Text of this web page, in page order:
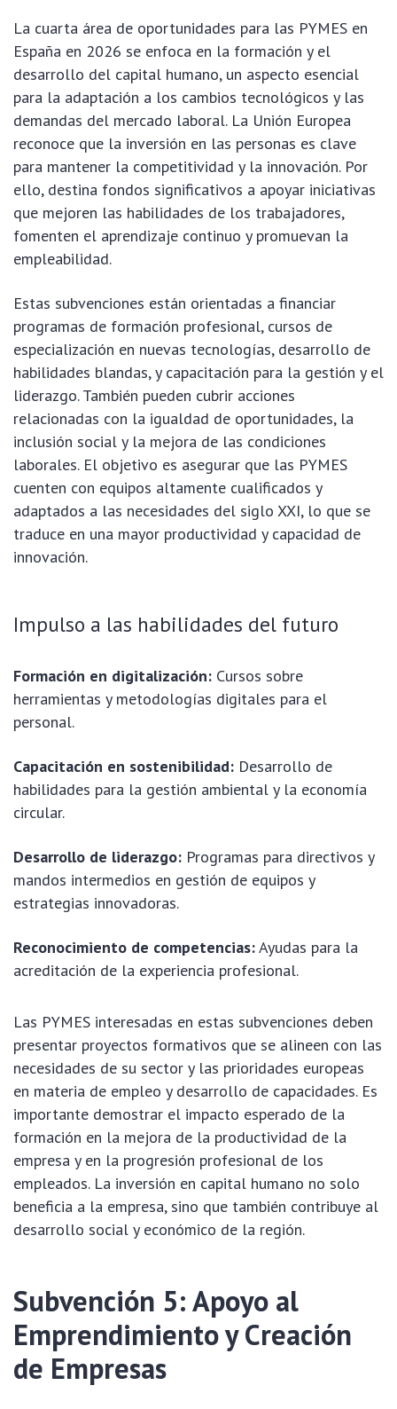
La cuarta área de oportunidades para las PYMES en
España en 2026 se enfoca en la formación y el
desarrollo del capital humano, un aspecto esencial
para la adaptación a los cambios tecnológicos y las
demandas del mercado laboral. La Unión Europea
reconoce que la inversión en las personas es clave
para mantener la competitividad y la innovación. Por
ello, destina fondos significativos a apoyar iniciativas
que mejoren las habilidades de los trabajadores,
fomenten el aprendizaje continuo y promuevan la
empleabilidad.
Estas subvenciones están orientadas a financiar
programas de formación profesional, cursos de
especialización en nuevas tecnologías, desarrollo de
habilidades blandas, y capacitación para la gestión y el
liderazgo. También pueden cubrir acciones
relacionadas con la igualdad de oportunidades, la
inclusión social y la mejora de las condiciones
laborales. El objetivo es asegurar que las PYMES
cuenten con equipos altamente cualificados y
adaptados a las necesidades del siglo XXI, lo que se
traduce en una mayor productividad y capacidad de
innovación.
Impulso a las habilidades del futuro
Formación en digitalización: Cursos sobre
herramientas y metodologías digitales para el
personal.
Capacitación en sostenibilidad: Desarrollo de
habilidades para la gestión ambiental y la economía
circular.
Desarrollo de liderazgo: Programas para directivos y
mandos intermedios en gestión de equipos y
estrategias innovadoras.
Reconocimiento de competencias:Ayudas para la
acreditación de la experiencia profesional.
Las PYMES interesadas en estas subvenciones deben
presentar proyectos formativos que se alineen con las
necesidades de su sector y las prioridades europeas
en materia de empleo y desarrollo de capacidades. Es
importante demostrar el impacto esperado de la
formación en la mejora de la productividad de la
empresa y en la progresión profesional de los
empleados. La inversión en capital humano no solo
beneficia a la empresa, sino que también contribuye al
desarrollo social y económico de la región.
Subvención 5: Apoyo al
Emprendimiento y Creación
de Empresas